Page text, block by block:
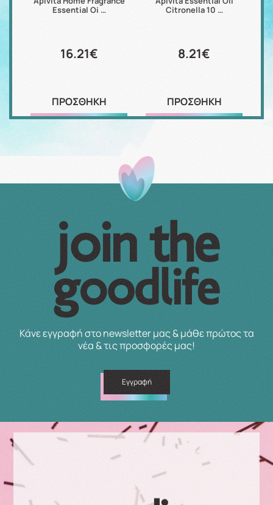
Essential Oi …
16.21€
ΠΡΟΣΘΗΚΗ
Citronella 10 …
8.21€
ΠΡΟΣΘΗΚΗ
Κάνε εγγραφή στο newsletter μας & μάθε πρώτος τα
νέα & τις προσφορές μας!
Εγγραφή